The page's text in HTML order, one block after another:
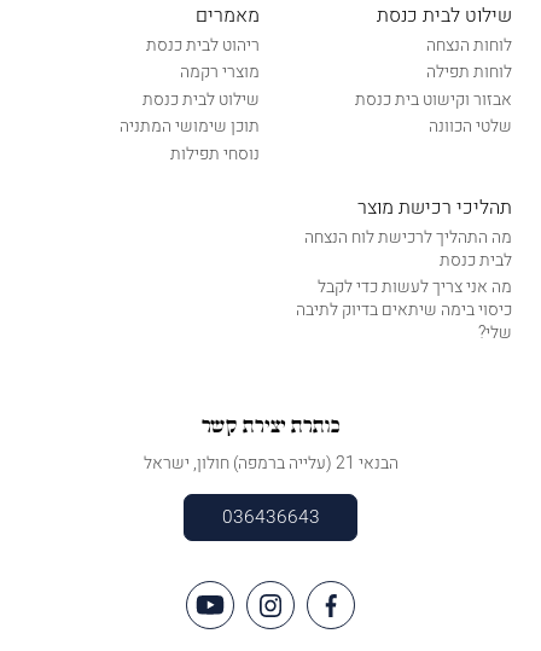
שילוט לבית כנסת
לוחות הנצחה
לוחות תפילה
אבזור וקישוט בית כנסת
שלטי הכוונה
מאמרים
ריהוט לבית כנסת
מוצרי רקמה
שילוט לבית כנסת
תוכן שימושי המתניה
נוסחי תפילות
תהליכי רכישת מוצר
מה התהליך לרכישת לוח הנצחה
לבית כנסת
מה אני צריך לעשות כדי לקבל
כיסוי בימה שיתאים בדיוק לתיבה
שלי?
כותרת יצירת קשר
הבנאי 21 (עלייה ברמפה) חולון, ישראל
036436643